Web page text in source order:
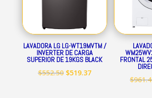
LAVADORA LG LG-WT19MVTM /
INVERTER DE CARGA
SUPERIOR DE 19KGS BLACK
$552.50 El
$519.37El
FRONTAL
$